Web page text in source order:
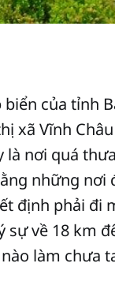
của tỉnh
xã Vĩnh
nơi quá
những
định phải đi
về 18 km
làm chưa